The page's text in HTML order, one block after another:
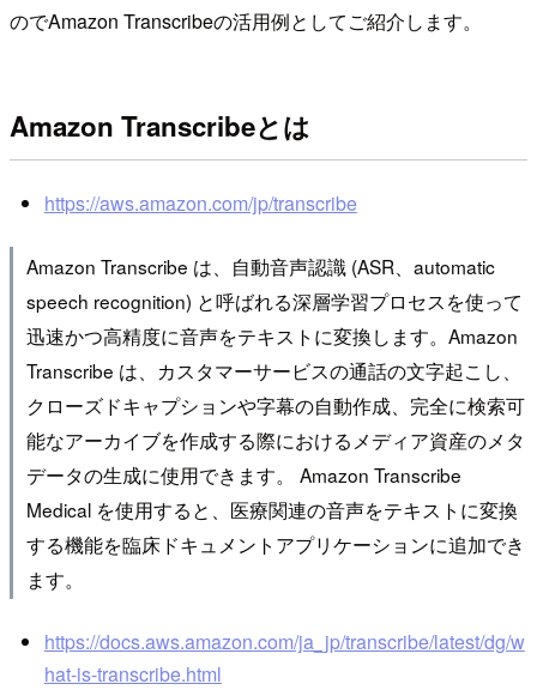
のでAmazon Transcribeの活用例としてご紹介します。
Amazon Transcribeとは
https://aws.amazon.com/jp/transcribe
Amazon Transcribe は、自動音声認識 (ASR、automatic
speech recognition) と呼ばれる深層学習プロセスを使って
迅速かつ高精度に音声をテキストに変換します。Amazon
Transcribe は、カスタマーサービスの通話の文字起こし、
クローズドキャプションや字幕の自動作成、完全に検索可
能なアーカイブを作成する際におけるメディア資産のメタ
データの生成に使用できます。 Amazon Transcribe
Medical を使用すると、医療関連の音声をテキストに変換
する機能を臨床ドキュメントアプリケーションに追加でき
ます。
https://docs.aws.amazon.com/ja_jp/transcribe/latest/dg/w
hat-is-transcribe.html